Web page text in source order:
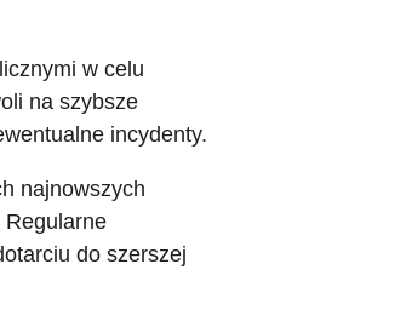
w celu
na szybsze
incydenty.
najnowszych
do szerszej